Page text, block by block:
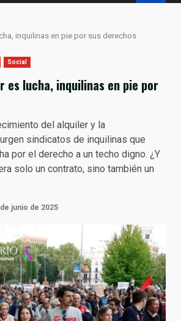
inquilinas en pie por sus derechos
Social
es lucha, inquilinas en pie por
del alquiler y la
sindicatos de inquilinas que
por el derecho a un techo digno. ¿Y
solo un contrato, sino también un
junio de 2025